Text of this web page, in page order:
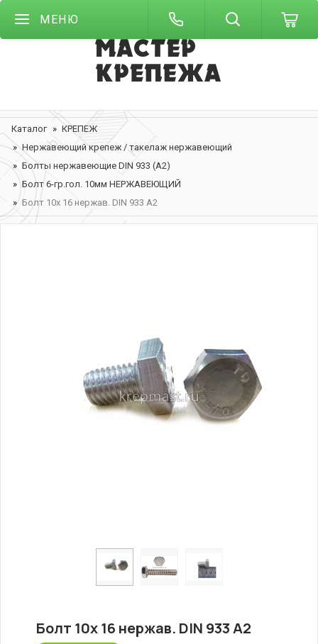
МЕНЮ
Каталог
КРЕПЕЖ
Нержавеющий крепеж / такелаж нержавеющий
Болты нержавеющие DIN 933 (А2)
Болт 6-гр.гол. 10мм НЕРЖАВЕЮЩИЙ
Болт 10х 16 нержав. DIN 933 A2
Болт 10х 16 нержав. DIN 933 A2